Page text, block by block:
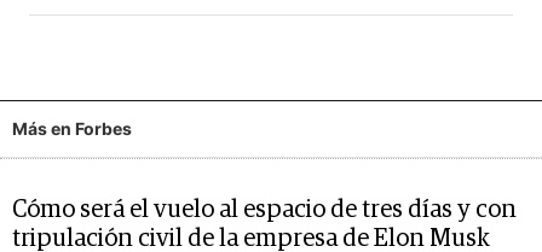
Más en Forbes
Cómo será el vuelo al espacio de tres días y con
tripulación civil de la empresa de Elon Musk